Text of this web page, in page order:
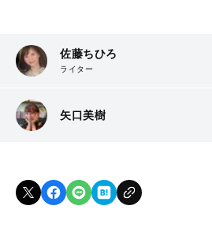
佐藤ちひろ
ライター
矢口美樹